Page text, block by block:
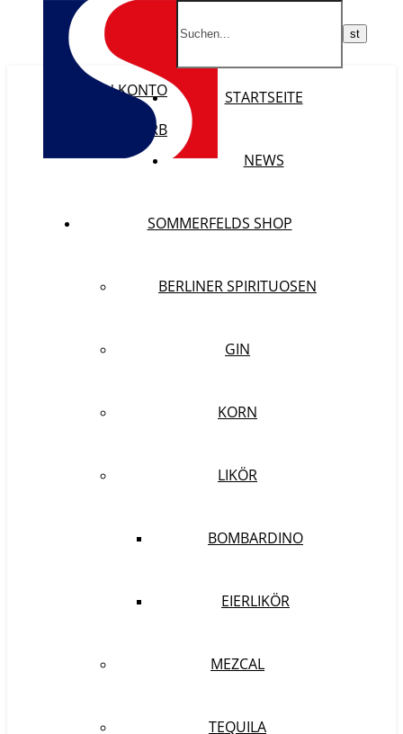
MEIN KONTO
WARENKORB
STARTSEITE
NEWS
SOMMERFELDS SHOP
BERLINER SPIRITUOSEN
GIN
KORN
LIKÖR
BOMBARDINO
EIERLIKÖR
MEZCAL
TEQUILA